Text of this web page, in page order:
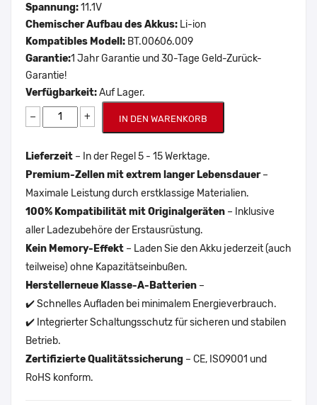
Spannung:11.1V
Chemischer Aufbau des Akkus: Li-ion
Kompatibles Modell: BT.00606.009
Garantie:1 Jahr Garantie und 30-Tage Geld-Zurück-
Garantie!
Verfügbarkeit:Auf Lager.
− + IN DEN WARENKORB
Lieferzeit – In der Regel 5 - 15 Werktage.
Premium-Zellen mit extrem langer Lebensdauer–
Maximale Leistung durch erstklassige Materialien.
100% Kompatibilität mit Originalgeräten – Inklusive
aller Ladezubehöre der Erstausrüstung.
Kein Memory-Effekt – Laden Sie den Akku jederzeit (auch
teilweise) ohne Kapazitätseinbußen.
Herstellerneue Klasse-A-Batterien –
✔️ Schnelles Aufladen bei minimalem Energieverbrauch.
✔️ Integrierter Schaltungsschutz für sicheren und stabilen
Betrieb.
Zertifizierte Qualitätssicherung – CE, ISO9001 und
RoHS konform.